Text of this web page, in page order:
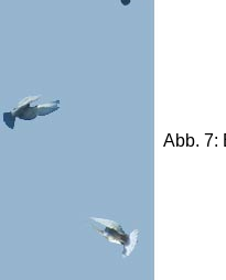
Abb. 7: